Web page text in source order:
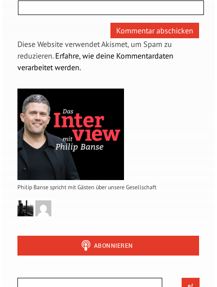
Diese Website verwendet Akismet, um Spam zu
reduzieren. Erfahre, wie deine Kommentardaten
verarbeitet werden.
Philip Banse spricht mit Gästen über unsere Gesellschaft